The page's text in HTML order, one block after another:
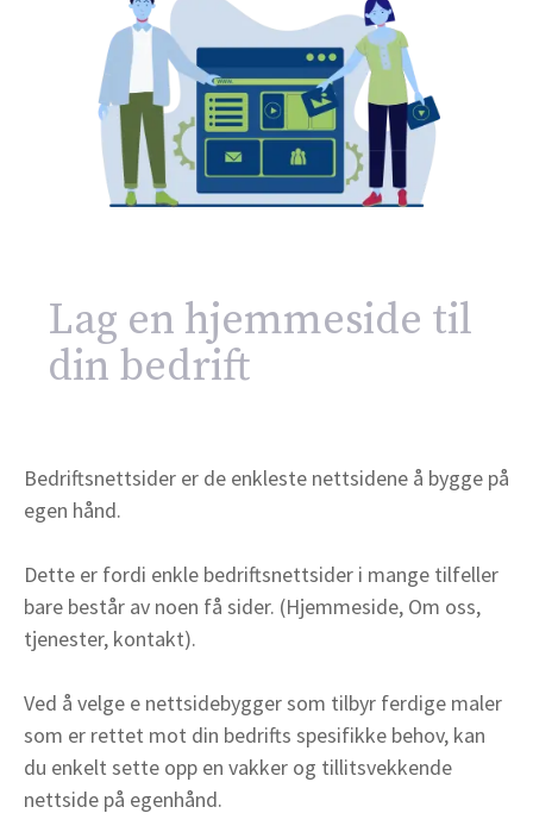
Lag en hjemmeside til
din bedrift
Bedriftsnettsider er de enkleste nettsidene å bygge på
egen hånd.
Dette er fordi enkle bedriftsnettsider i mange tilfeller
bare består av noen få sider. (Hjemmeside, Om oss,
tjenester, kontakt).
Ved å velge e nettsidebygger som tilbyr ferdige maler
som er rettet mot din bedrifts spesifikke behov, kan
du enkelt sette opp en vakker og tillitsvekkende
nettside på egenhånd.